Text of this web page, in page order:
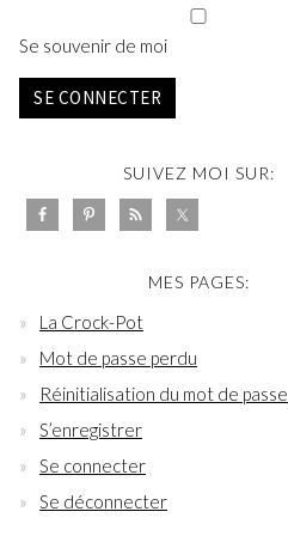
Se souvenir de moi
SE CONNECTER
SUIVEZ MOI SUR:
MES PAGES:
La Crock-Pot
Mot de passe perdu
Réinitialisation du mot de passe
S’enregistrer
Se connecter
Se déconnecter